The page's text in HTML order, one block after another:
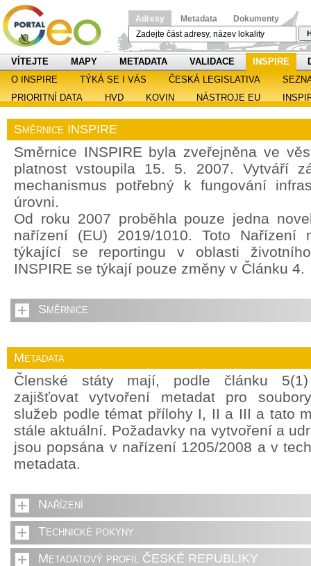
Adresy Metadata Dokumenty
VÍTEJTE MAPY METADATA VALIDACE INSPIRE
O INSPIRE
TÝKÁ SE I VÁS ČESKÁ LEGISLATIVA
PRIORITNÍ DATA
HVD KOVIN NÁSTROJE EU
Směrnice INSPIRE
Směrnice INSPIRE byla zveřejněna ve
platnost vstoupila 15. 5. 2007. Vytváří
mechanismus potřebný k fungování
úrovni.
Od roku 2007 proběhla pouze jedna
nařízení (EU) 2019/1010. Toto Nařízení
týkající se reportingu v oblasti
INSPIRE se týkají pouze změny v Článku 4.
Směrnice
Metadata
Členské státy mají, podle článku 5(1)
zajišťovat vytvoření metadat pro
služeb podle témat přílohy I, II a III a tato
stále aktuální. Požadavky na vytvoření a
jsou popsána v nařízení 1205/2008 a v
metadata.
Nařízení
Technické pokyny
Metadatový profil ČESKÉ REPUBLIKY